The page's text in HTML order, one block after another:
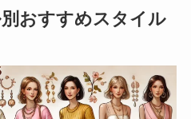
おすすめスタイル